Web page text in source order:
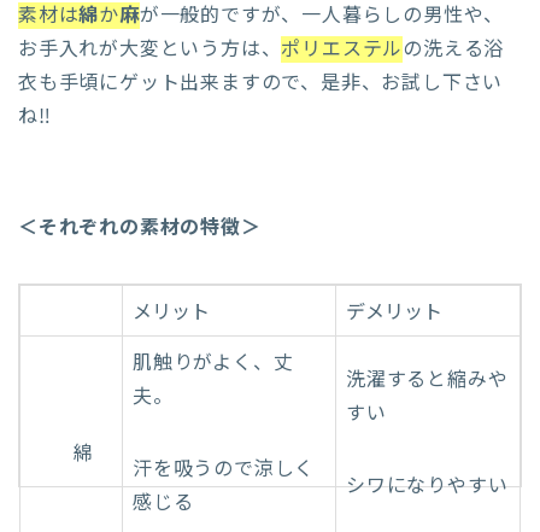
素材は綿か麻が一般的ですが、一人暮らしの男性や、
お手入れが大変という方は、 ポリエステルの洗える浴
衣も手頃にゲット出来ますので、是非、お試し下さい
ね‼︎
＜それぞれの素材の特徴＞
メリット デメリット
綿
肌触りがよく、丈
夫。
汗を吸うので涼しく
感じる
洗濯すると縮みや
すい
シワになりやすい